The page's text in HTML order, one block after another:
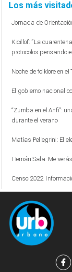
Los más
Jornada de
Kicillof: “La
protocolos pensando
Noche de folklore en el
El gobierno nacional
“Zumba en el Anfi”:
durante el verano
Matías Pellegrini: El
Hernán Sala: Me
Censo 2022: